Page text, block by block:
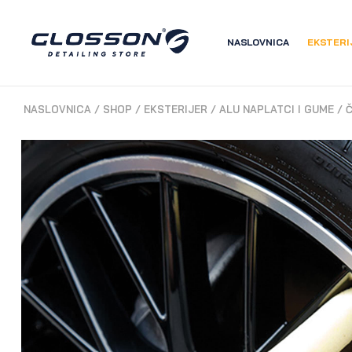
NASLOVNICA
NASLOVNICA / SHOP / EKSTERIJER / ALU NAPLATCI I GUME /